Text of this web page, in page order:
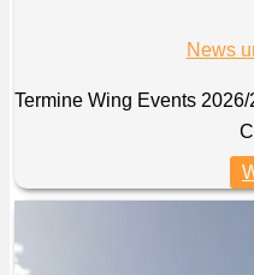
News
Termine Wing Events